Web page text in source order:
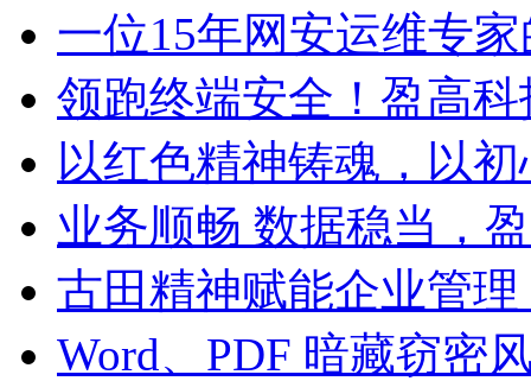
一位15年网安运维专
领跑终端安全！盈高
以红色精神铸魂，以
业务顺畅 数据稳当，
古田精神赋能企业管
Word、PDF 暗藏窃密